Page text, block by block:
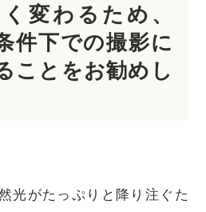
変わるため、
件下での撮影に
ことをお勧めし
光がたっぷりと降り注ぐた